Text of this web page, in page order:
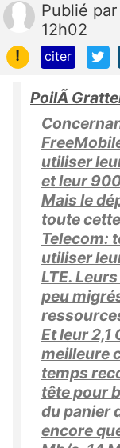
Publié par
12h02
!
citer
PoilÃ
utiliser
et leur
Mais le
toute
Telecom:
utiliser
LTE.
peu
Et leur 2,1
meilleure
temps
tête pour
du panier
encore